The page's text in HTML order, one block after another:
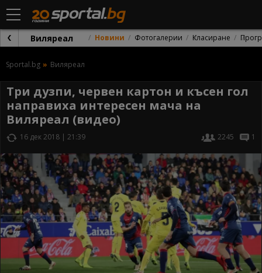
Виляреал Новини Фотогалерии Класиране
Sportal.bg Виляреал
Три дузпи, червен картон и късен гол
направиха интересен мача на
Виляреал (видео)
16 дек 2018 | 21:39 2245 1